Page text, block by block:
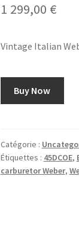
1 299,00 €
Vintage Italian
Buy Now
Catégorie :
Étiquettes : 45DCOE,
carburetor Weber,